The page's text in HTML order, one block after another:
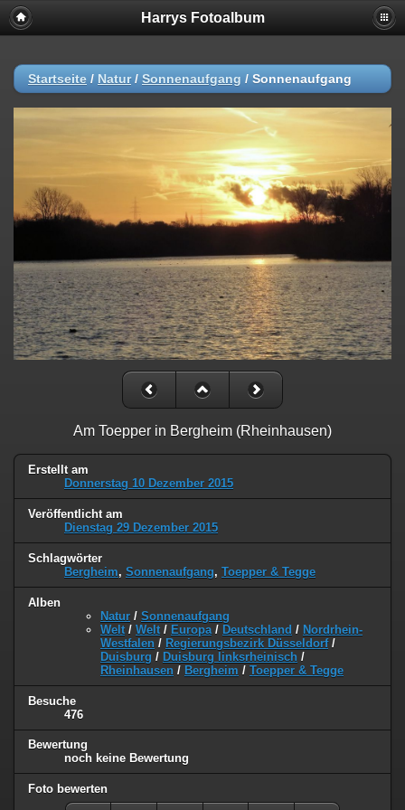
Harrys Fotoalbum
Startseite / Natur/ Sonnenaufgang / Sonnenaufgang
Am Toepper in Bergheim (Rheinhausen)
Erstellt am
Donnerstag 10 Dezember 2015
Veröffentlicht am
Dienstag 29 Dezember 2015
Schlagwörter
Bergheim, Sonnenaufgang, Toepper & Tegge
Alben
Natur / Sonnenaufgang
Welt / Welt / Europa / Deutschland / Nordrhein-
Westfalen / Regierungsbezirk Düsseldorf/
Duisburg / Duisburg linksrheinisch /
Rheinhausen / Bergheim / Toepper & Tegge
Besuche
476
Bewertung
noch keine Bewertung
Foto bewerten